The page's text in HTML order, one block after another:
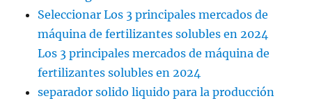
Seleccionar Los 3 principales mercados de
máquina de fertilizantes solubles en 2024
Los 3 principales mercados de máquina de
fertilizantes solubles en 2024
separador solido liquido para la producción